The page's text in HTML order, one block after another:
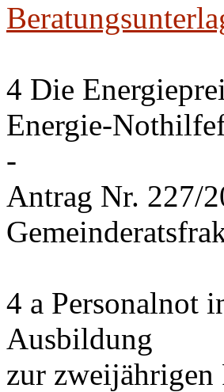
4 Die
Energie-
-
Antrag Nr. 227/
4 a Personalnot
Ausbildung
zur zweijährigen